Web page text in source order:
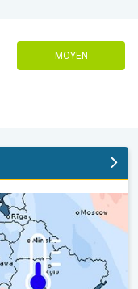
MOYEN
. .